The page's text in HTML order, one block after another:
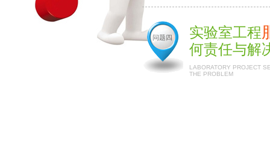
问题四 实验室工程
何责任与解
LABORATORY PROJECT
THE PROBLEM